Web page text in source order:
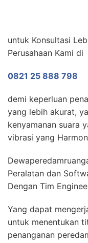
untuk Konsultasi
Perusahaan Kami di
0821 25 888 798
demi keperluan
yang lebih akurat,
kenyamanan suara
vibrasi yang
Peralatan dan
Dengan Tim
Yang dapat
untuk menentukan
penanganan